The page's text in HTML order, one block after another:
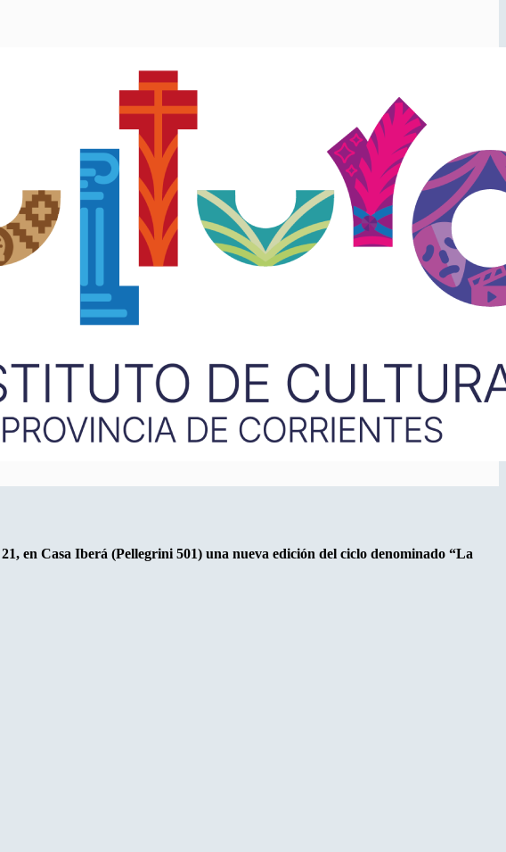
en Casa Iberá (Pellegrini 501) una nueva edición del ciclo denominado “La